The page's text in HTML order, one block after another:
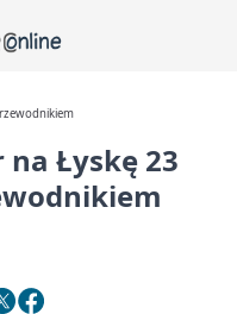
Łyskę 23